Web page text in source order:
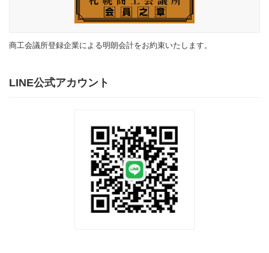
商工会議所登録企業による明朗会計をお約束いたします。
LINE公式アカウント